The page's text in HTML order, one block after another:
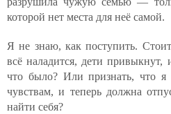
которой нет места для неё самой.
Я не знаю, как поступить.
всё наладится, дети привыкнут,
что было? Или признать, что я
чувствам, и теперь должна
найти себя?